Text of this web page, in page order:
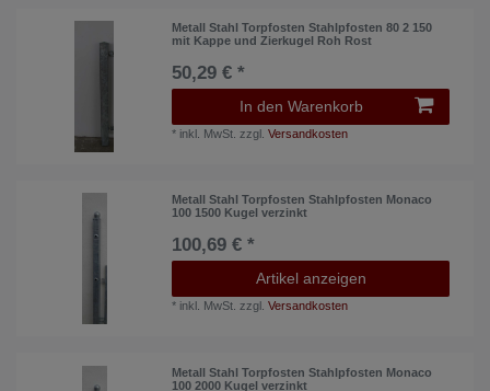
Metall Stahl Torpfosten Stahlpfosten 80 2 150
mit Kappe und Zierkugel Roh Rost
50,29 € *
In den Warenkorb
* inkl. MwSt. zzgl.Versandkosten
Metall Stahl Torpfosten Stahlpfosten Monaco
100 1500 Kugel verzinkt
100,69 € *
Artikel anzeigen
* inkl. MwSt. zzgl.Versandkosten
Metall Stahl Torpfosten Stahlpfosten Monaco
100 2000 Kugel verzinkt